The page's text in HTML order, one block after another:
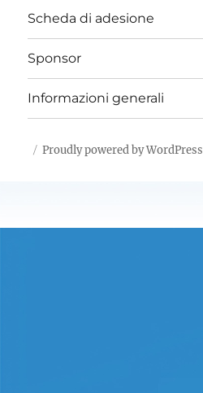
Scheda di adesione
Sponsor
Informazioni generali
Proudly powered by WordPress